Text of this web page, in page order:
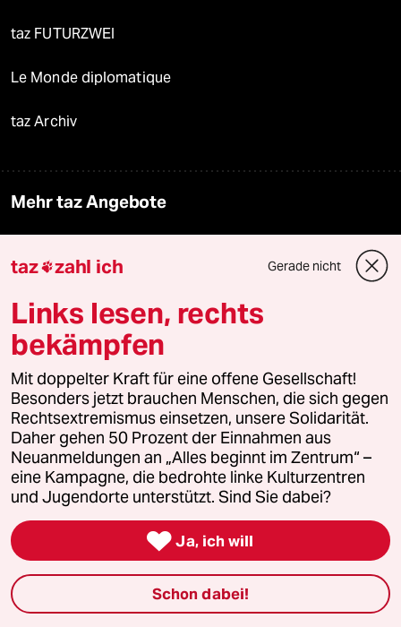
taz FUTURZWEI
Le Monde diplomatique
taz Archiv
Mehr taz Angebote
Reisen
Kantine
Shop
Anzeigen
Fragen & Hilfe
Feedback
Aboservice
ePaper Login
taz zahl ich Gerade nicht
Links lesen, rechts
bekämpfen
Mit doppelter Kraft für eine offene Gesellschaft!
Besonders jetzt brauchen Menschen, die sich gegen
Rechtsextremismus einsetzen, unsere Solidarität.
Daher gehen 50 Prozent der Einnahmen aus
Neuanmeldungen an „Alles beginnt im Zentrum“ –
eine Kampagne, die bedrohte linke Kulturzentren
und Jugendorte unterstützt. Sind Sie dabei?
 Ja, ich will
Schon dabei!